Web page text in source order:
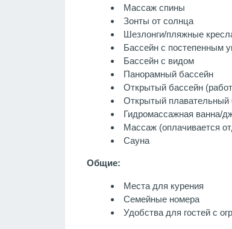
Массаж спины
Зонты от солнца
Шезлонги/пляжные
Бассейн с постепенным
Бассейн с видом
Панорамный бассейн
Открытый бассейн
Открытый плавательный
Гидромассажная ванна/
Массаж (оплачивается
Сауна
Общие:
Места для курения
Семейные номера
Удобства для гостей с